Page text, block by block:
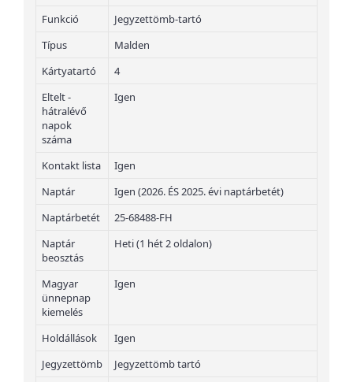
Funkció
Jegyzettömb-tartó
Típus
Malden
Kártyatartó
4
Eltelt -
hátralévő
napok
száma
Igen
Kontakt lista
Igen
Naptár
Igen (2026. ÉS 2025. évi naptárbetét)
Naptárbetét
25-68488-FH
Naptár
beosztás
Heti (1 hét 2 oldalon)
Magyar
ünnepnap
kiemelés
Igen
Holdállások
Igen
Jegyzettömb
Jegyzettömb tartó